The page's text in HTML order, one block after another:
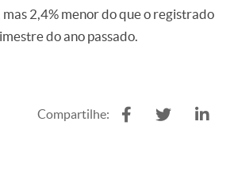
2,4% menor do que o registrado
do ano passado.
Compartilhe: